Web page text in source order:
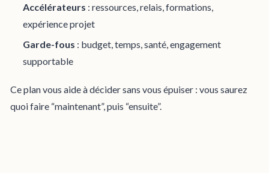
Accélérateurs : ressources, relais, formations,
expérience projet
Garde-fous : budget, temps, santé, engagement
supportable
Ce plan vous aide à décider sans vous épuiser : vous saurez
quoi faire “maintenant”, puis “ensuite”.